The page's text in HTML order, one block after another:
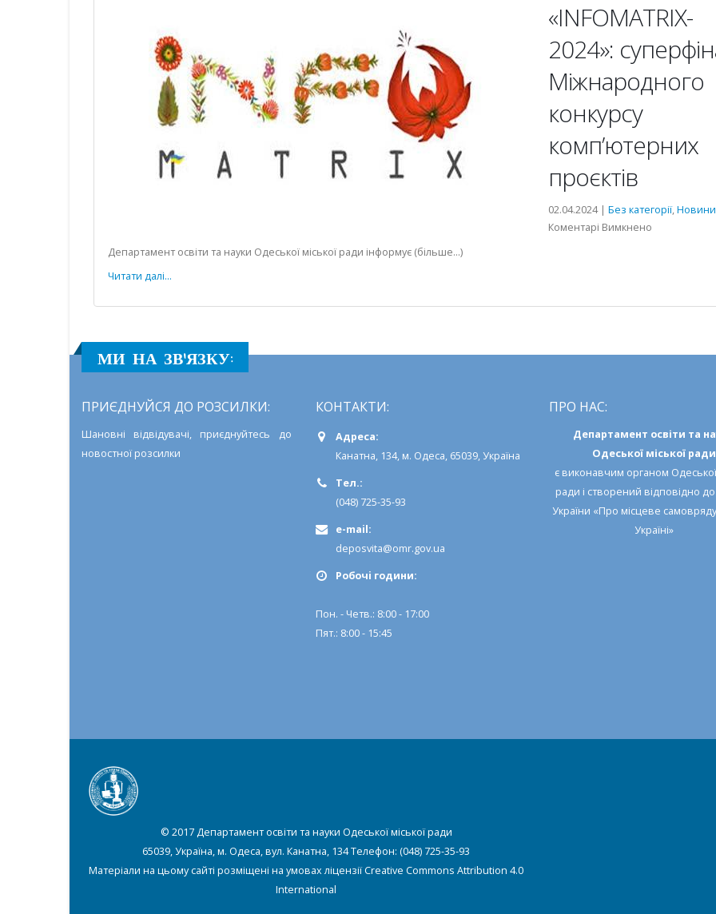
«INFOMATRIX-
2024»:
Міжнародного
конкурсу
комп’ютерних
проєктів
02.04.2024 | Без категорії,Новини
Коментарі Вимкнено
Департамент освіти та науки Одеської міської ради інформує (більше…)
Читати далі...
МИ НА ЗВ'ЯЗКУ:
ПРИЄДНУЙСЯ ДО РОЗСИЛКИ:
Шановні відвідувачі, приєднуйтесь до
новостної розсилки
КОНТАКТИ:
Адреса:
Канатна, 134, м. Одеса, 65039, Україна
Тел.:
(048) 725-35-93
e-mail:
deposvita@omr.gov.ua
Робочi години:
Пон. - Четв.: 8:00 - 17:00
Пят.: 8:00 - 15:45
ПРО НАС:
Департамент освіти та
Одеської міської ради
є виконавчим органом
ради і створений відповідно
України «Про місцеве
Україні»
© 2017 Департамент освіти та науки Одеської міської ради
65039, Україна, м. Одеса, вул. Канатна, 134 Телефон: (048) 725-35-93
Матеріали на цьому сайті розміщені на умовах ліцензіїCreative Commons Attribution 4.0
International